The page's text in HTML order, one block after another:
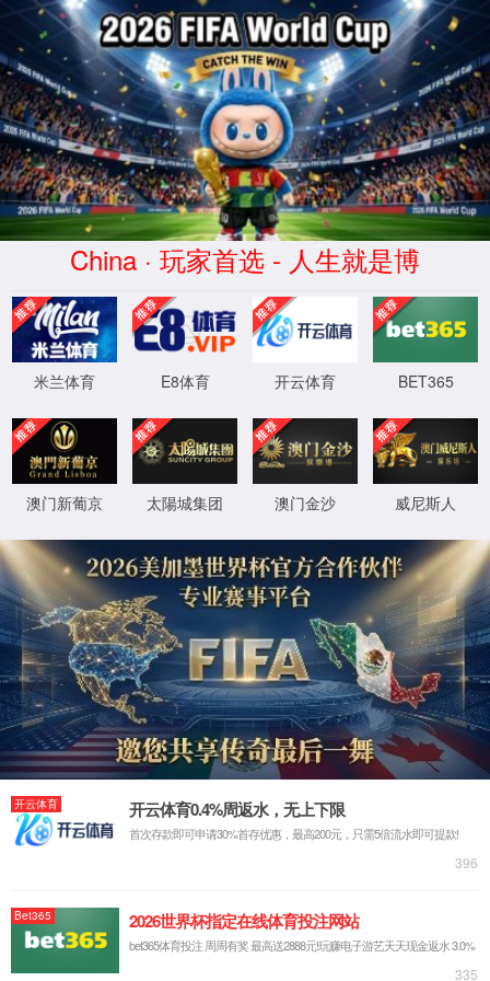
中国·tyc41183太阳成(集团有
限公司)-Official website

党建文化
Xinjiang Futai
Xinjiang Futai Construction (Group) Co., Ltd
您的位置：首页 党建文化
党建活动室